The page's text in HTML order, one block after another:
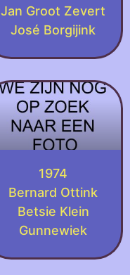
Jan Groot Zevert
José Borgijink
1974
Bernard Ottink
Betsie Klein
Gunnewiek